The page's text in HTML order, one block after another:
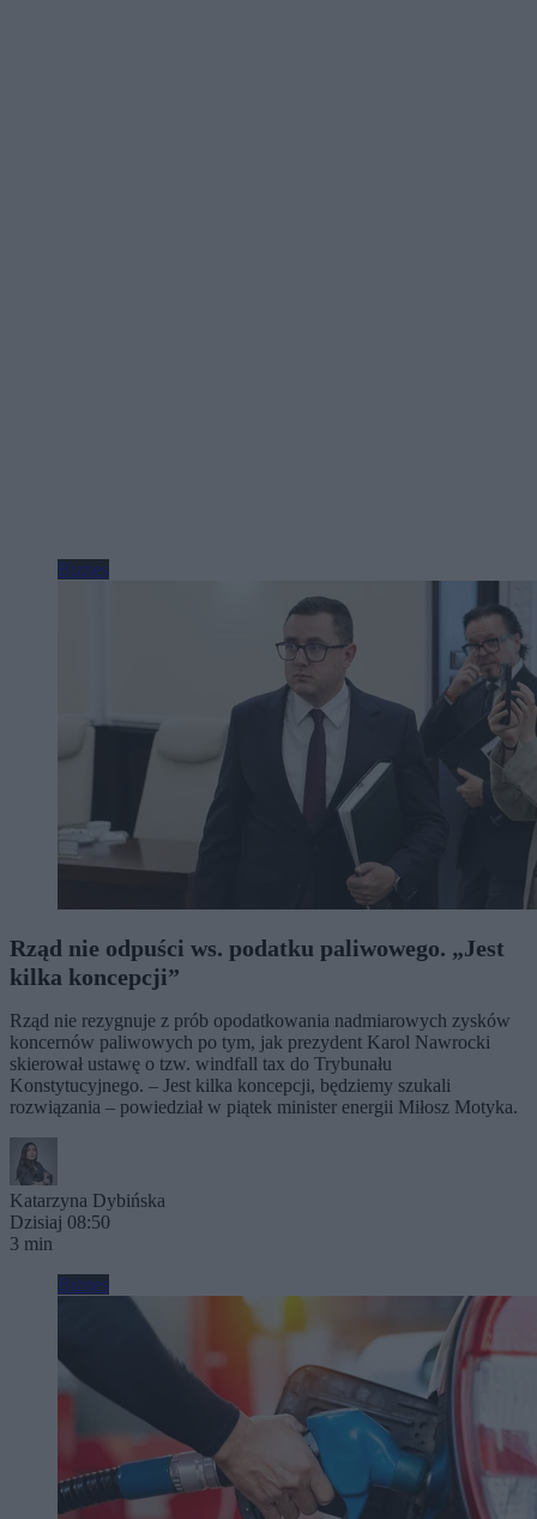
Biznes
Rząd nie odpuści ws. podatku paliwowego. „Jest
kilka koncepcji”
Rząd nie rezygnuje z prób opodatkowania nadmiarowych zysków
koncernów paliwowych po tym, jak prezydent Karol Nawrocki
skierował ustawę o tzw. windfall tax do Trybunału
Konstytucyjnego. – Jest kilka koncepcji, będziemy szukali
rozwiązania – powiedział w piątek minister energii Miłosz Motyka.
Katarzyna Dybińska
Dzisiaj 08:50
3 min
Biznes